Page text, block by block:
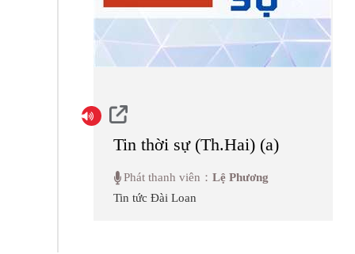
Tin thời sự (Th.Hai) (a)
Phát thanh viên：Lệ Phương
Tin tức Đài Loan